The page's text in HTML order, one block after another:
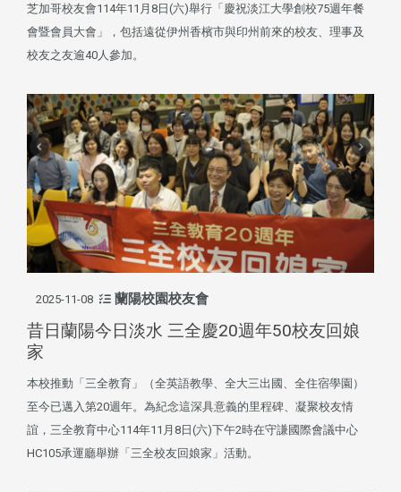
芝加哥校友會114年11月8日(六)舉行「慶祝淡江大學創校75週年餐
會暨會員大會」，包括遠從伊州香檳市與印州前來的校友、理事及
校友之友逾40人參加。
2025-11-08 蘭陽校園校友會
昔日蘭陽今日淡水 三全慶20週年50校友回娘
家
本校推動「三全教育」（全英語教學、全大三出國、全住宿學園）
至今已邁入第20週年。為紀念這深具意義的里程碑、凝聚校友情
誼，三全教育中心114年11月8日(六)下午2時在守謙國際會議中心
HC105承運廳舉辦「三全校友回娘家」活動。